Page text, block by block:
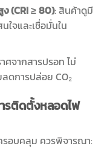
(CRI≥80): สินค้าดูมี
จและเชื่อมั่นใน
ศจากสารปรอท ไม่
ดการปล่อย CO₂
รติดตั้งหลอดไฟ
อบคลุม ควรพิจารณา: